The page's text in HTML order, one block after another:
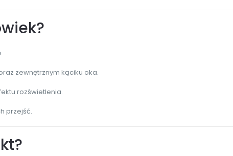
zewnętrznym kąciku oka.
rozświetlenia.
przejść.